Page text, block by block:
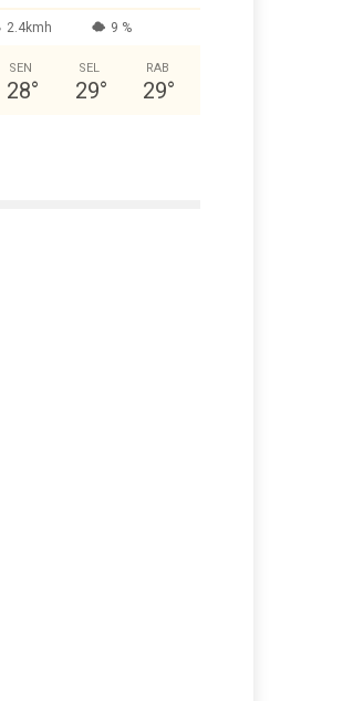
2.4kmh 9 %
SEN
28°
SEL
29°
RAB
29°